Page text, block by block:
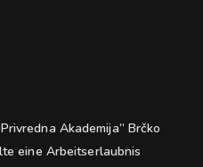
Akademija” Brčko
eine Arbeitserlaubnis